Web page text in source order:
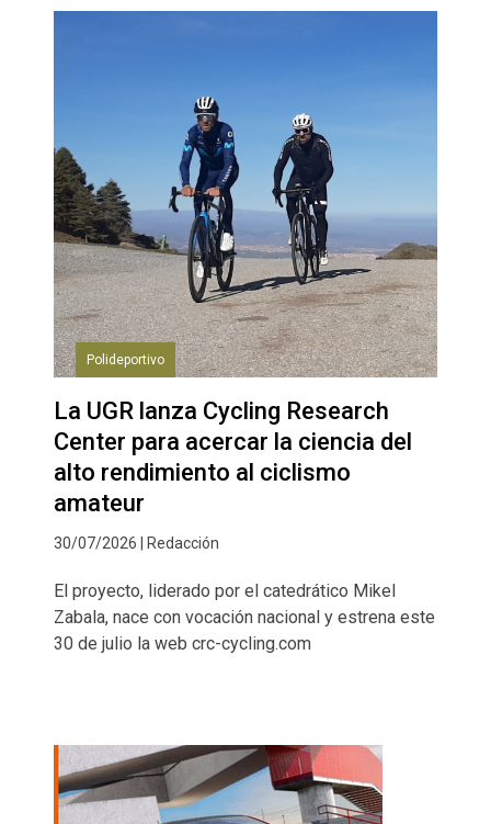
Polideportivo
La UGR lanza Cycling Research
Center para acercar la ciencia del
alto rendimiento al ciclismo
amateur
30/07/2026 | Redacción
El proyecto, liderado por el catedrático Mikel
Zabala, nace con vocación nacional y estrena este
30 de julio la web crc-cycling.com